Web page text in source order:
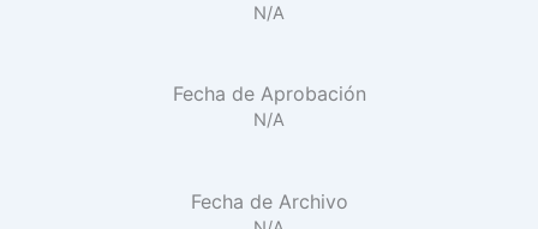
N/A
Fecha de Aprobación
N/A
Fecha de Archivo